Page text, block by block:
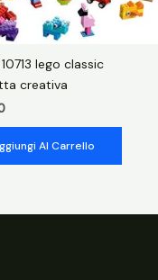
lego classic
creativa
Al Carrello